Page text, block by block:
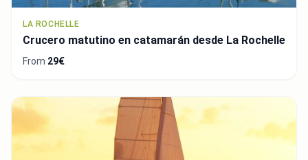
LA ROCHELLE
Crucero matutino en catamarán desde La Rochelle
From 29€